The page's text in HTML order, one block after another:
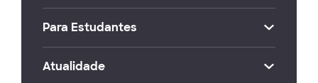
Para Estudantes
Atualidade